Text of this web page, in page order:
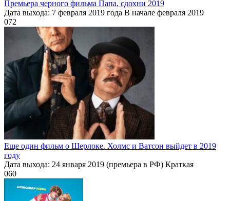
Премьера черного фильма Папа, сдохни 2019
Дата выхода: 7 февраля 2019 года В начале февраля 2019
072
Еще один фильм о Шерлоке. Холмс и Ватсон выйдет в 2019
году
Дата выхода: 24 января 2019 (премьера в РФ) Краткая
060